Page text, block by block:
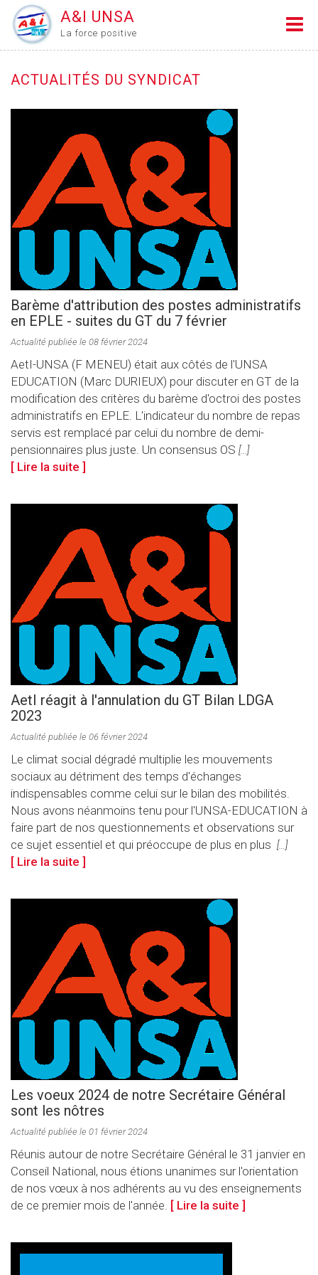
A&I UNSA
La force positive
ACTUALITÉS DU SYNDICAT
Barème d'attribution des postes administratifs
en EPLE - suites du GT du 7 février
Actualité publiée le 08 février 2024
AetI-UNSA (F MENEU) était aux côtés de l'UNSA
EDUCATION (Marc DURIEUX) pour discuter en GT de la
modification des critères du barème d'octroi des postes
administratifs en EPLE. L'indicateur du nombre de repas
servis est remplacé par celui du nombre de demi-
pensionnaires plus juste. Un consensus OS […]
[ Lire la suite ]
AetI réagit à l'annulation du GT Bilan LDGA
2023
Actualité publiée le 06 février 2024
Le climat social dégradé multiplie les mouvements
sociaux au détriment des temps d'échanges
indispensables comme celui sur le bilan des mobilités.
Nous avons néanmoins tenu pour l'UNSA-EDUCATION à
faire part de nos questionnements et observations sur
ce sujet essentiel et qui préoccupe de plus en plus […]
[ Lire la suite ]
Les voeux 2024 de notre Secrétaire Général
sont les nôtres
Actualité publiée le 01 février 2024
Réunis autour de notre Secrétaire Général le 31 janvier en
Conseil National, nous étions unanimes sur l'orientation
de nos vœux à nos adhérents au vu des enseignements
de ce premier mois de l'année. [ Lire la suite ]